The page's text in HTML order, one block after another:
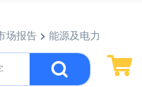
场报告 > 能源及电力